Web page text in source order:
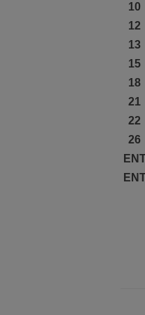
10
12
13
15
18
21
22
26